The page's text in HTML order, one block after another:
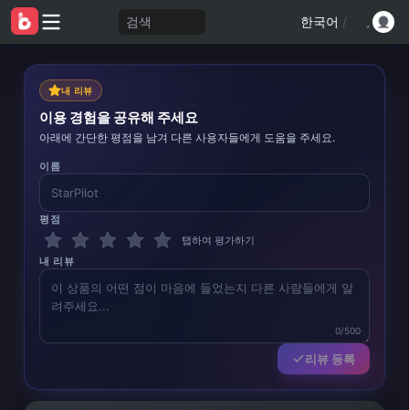
검색 한국어 /
내 리뷰
이용 경험을 공유해 주세요
아래에 간단한 평점을 남겨 다른 사용자들에게 도움을 주세요.
이름
평점
탭하여 평가하기
내 리뷰
0/500
리뷰 등록